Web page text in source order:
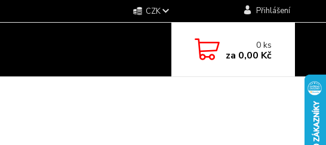
CZK Přihlášení
0ks
za 0,00 Kč